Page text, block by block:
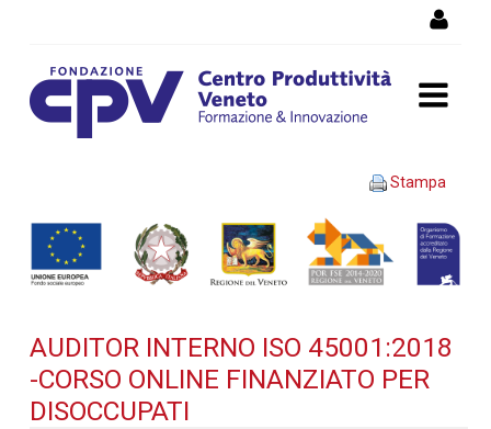
AUDITOR INTERNO ISO
45001:2018 -Corso OnLine
finanziato per disoccupati -
formazione
Stampa
AUDITOR INTERNO ISO 45001:2018
-CORSO ONLINE FINANZIATO PER
DISOCCUPATI